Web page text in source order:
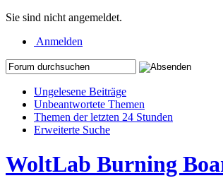
Sie sind nicht angemeldet.
Anmelden
Ungelesene Beiträge
Unbeantwortete Themen
Themen der letzten 24 Stunden
Erweiterte Suche
WoltLab Burning